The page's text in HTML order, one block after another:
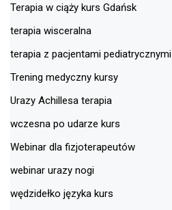
Terapia w ciąży kurs Gdańsk
terapia wisceralna
terapia z pacjentami pediatrycznymi
Trening medyczny kursy
Urazy Achillesa terapia
wczesna po udarze kurs
Webinar dla fizjoterapeutów
webinar urazy nogi
wędzidełko języka kurs